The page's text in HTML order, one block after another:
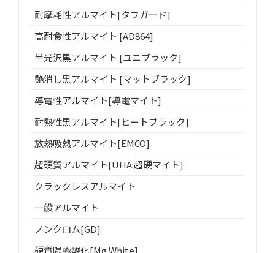
耐摩耗性アルマイト[タフガード]
高耐食性アルマイト [AD864]
半光沢黒アルマイト [ユニブラック]
艶消し黒アルマイト [マットブラック]
導電性アルマイト[導電マイト]
耐熱性黒アルマイト[ヒートブラック]
放熱吸熱アルマイト[EMCO]
超硬質アルマイト[UHA:超硬マイト]
クラックレスアルマイト
一般アルマイト
ノンクロム[GD]
硬質陽極酸化[Mg White]